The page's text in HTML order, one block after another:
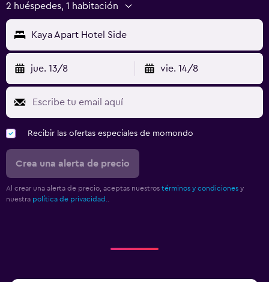
2 huéspedes, 1 habitación
Kaya Apart Hotel Side
jue. 13/8 vie. 14/8
Recibir las ofertas especiales de momondo
Crea una alerta de precio
Al crear una alerta de precio, aceptas nuestros términos y condiciones y
nuestra política de privacidad.